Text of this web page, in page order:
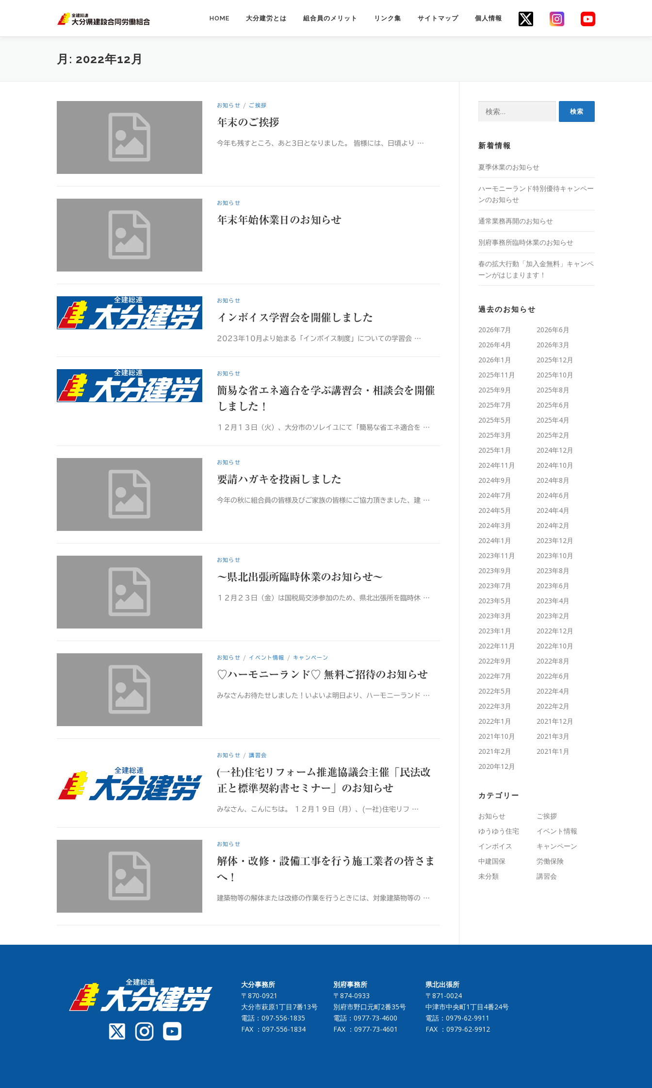
HOME 大分建労とは 組合員のメリット リンク集 サイトマップ 個人情報
月: 2022年12月
お知らせ / ご挨拶
年末のご挨拶
今年も残すところ、あと3日となりました。 皆様には、日頃より …
お知らせ
年末年始休業日のお知らせ
お知らせ
インボイス学習会を開催しました
2023年10月より始まる「インボイス制度」についての学習会 …
お知らせ
簡易な省エネ適合を学ぶ講習会・相談会を開催
しました！
１２月１３日（火）、大分市のソレイユにて「簡易な省エネ適合を …
お知らせ
要請ハガキを投函しました
今年の秋に組合員の皆様及びご家族の皆様にご協力頂きました、建 …
お知らせ
～県北出張所臨時休業のお知らせ～
１２月２３日（金）は国税局交渉参加のため、県北出張所を臨時休 …
お知らせ / イベント情報 / キャンペーン
♡ハーモニーランド♡ 無料ご招待のお知らせ
みなさんお待たせしました！いよいよ明日より、ハーモニーランド …
お知らせ /講習会
(一社)住宅リフォーム推進協議会主催「民法改
正と標準契約書セミナー」のお知らせ
みなさん、こんにちは。 １２月１９日（月）、(一社)住宅リフ …
お知らせ
解体・改修・設備工事を行う施工業者の皆さま
へ！
建築物等の解体または改修の作業を行うときには、対象建築物等の …
新着情報
夏季休業のお知らせ
ハーモニーランド特別優待キャンペー
ンのお知らせ
通常業務再開のお知らせ
別府事務所臨時休業のお知らせ
春の拡大行動「加入金無料」キャンペ
ーンがはじまります！
過去のお知らせ
2026年7月
2026年6月
2026年4月
2026年3月
2026年1月
2025年12月
2025年11月
2025年10月
2025年9月
2025年8月
2025年7月
2025年6月
2025年5月
2025年4月
2025年3月
2025年2月
2025年1月
2024年12月
2024年11月
2024年10月
2024年9月
2024年8月
2024年7月
2024年6月
2024年5月
2024年4月
2024年3月
2024年2月
2024年1月
2023年12月
2023年11月
2023年10月
2023年9月
2023年8月
2023年7月
2023年6月
2023年5月
2023年4月
2023年3月
2023年2月
2023年1月
2022年12月
2022年11月
2022年10月
2022年9月
2022年8月
2022年7月
2022年6月
2022年5月
2022年4月
2022年3月
2022年2月
2022年1月
2021年12月
2021年10月
2021年3月
2021年2月
2021年1月
2020年12月
カテゴリー
お知らせ
ご挨拶
ゆうゆう住宅
イベント情報
インボイス
キャンペーン
中建国保
労働保険
未分類
講習会
大分事務所
〒870-0921
大分市萩原1丁目7番13号
電話： 097-556-1835
FAX ：097-556-1834
別府事務所
〒874-0933
別府市野口元町2番35号
電話： 0977-73-4600
FAX ：0977-73-4601
県北出張所
〒871-0024
中津市中央町1丁目4番24号
電話： 0979-62-9911
FAX ：0979-62-9912